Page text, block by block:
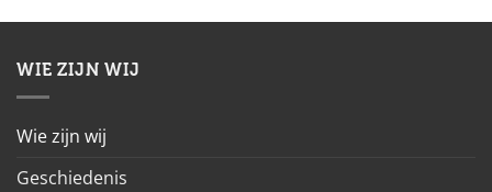
WIE ZIJN WIJ
Wie zijn wij
Geschiedenis